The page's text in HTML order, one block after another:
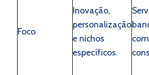
Foco
Inovação,
personalização
e nichos
específicos.